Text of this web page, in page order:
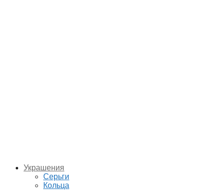
Украшения
Серьги
Кольца